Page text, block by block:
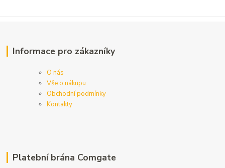
Informace pro zákazníky
O nás
Vše o nákupu
Obchodní podmínky
Kontakty
Platební brána Comgate